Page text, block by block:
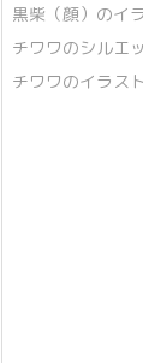
黒柴（顔）のイ
チワワのシルエ
チワワのイラス